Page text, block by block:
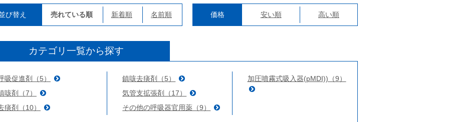
び替え 売れている順 新着順 名前順 価格 安い順 高い順
カテゴリ一覧から探す
吸促進剤（5）
咳剤（7）
痰剤（10）
鎮咳去痰剤（5）
気管支拡張剤（17）
その他の呼吸器官用薬（9）
加圧噴霧式吸入器(pMDI))（9）